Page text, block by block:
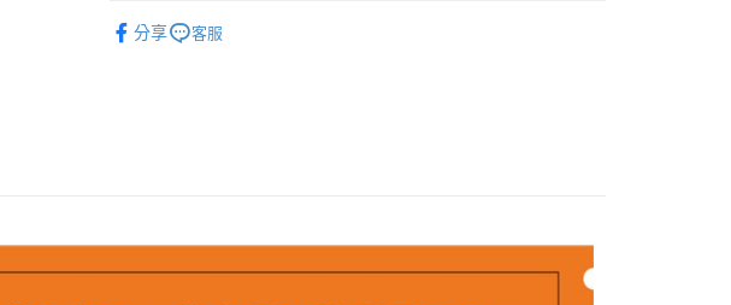
相關說明
２．訂單成立數日內，您將收到繳費通知簡訊。
萊爾富取貨付款
分享 客服